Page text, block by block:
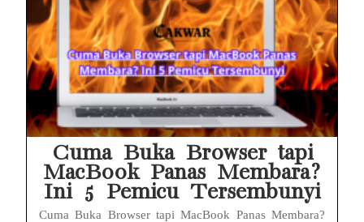
Cuma Buka Browser tapi
MacBook Panas Membara?
Ini 5 Pemicu Tersembunyi
Cuma Buka Browser tapi MacBook Panas Membara?